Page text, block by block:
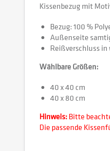
Kissenbezug mit
Bezug: 100 %
Außenseite
Reißverschluss in
Wählbare Größen:
40 x 40 cm
40 x 80 cm
Hinweis:Bitte
Die passende